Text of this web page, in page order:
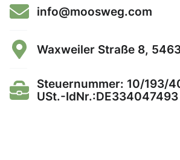
info@moosweg.com
Waxweiler Straße 8,
Steuernummer: 10/193/
USt.-IdNr.:DE334047493